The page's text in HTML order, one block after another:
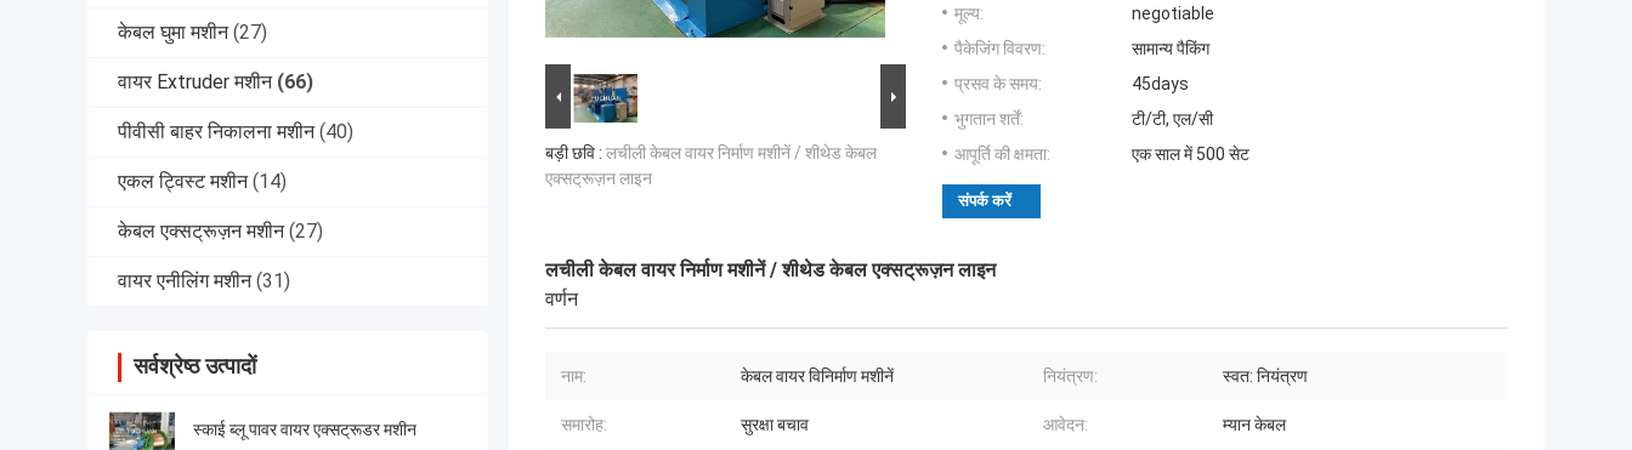
केबल घुमा मशीन (27)
वायर Extruder मशीन (66)
पीवीसी बाहर निकालना मशीन (40)
एकल ट्विस्ट मशीन (14)
केबल एक्सट्रूज़न मशीन (27)
वायर एनीलिंग मशीन (31)
सर्वश्रेष्ठ उत्पादों
स्काई ब्लू पावर वायर एक्सट्रूडर मशीन
बड़ी छवि : लचीली केबल वायर निर्माण मशीनें / शीथेड केबल
एक्सट्रूज़न लाइन
मूल्य:
negotiable
पैकेजिंग विवरण:
सामान्य पैकिंग
प्रसव के समय:
45days
भुगतान शर्तें:
टी/टी, एल/सी
आपूर्ति की क्षमता:
एक साल में 500 सेट
संपर्क करें
लचीली केबल वायर निर्माण मशीनें / शीथेड केबल एक्सट्रूज़न लाइन
वर्णन
नाम: केबल वायर विनिर्माण मशीनें नियंत्रण: स्वत: नियंत्रण
समारोह: सुरक्षा बचाव आवेदन: म्यान केबल